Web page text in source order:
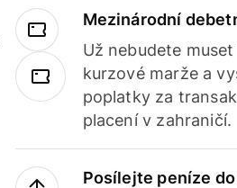
Mezinárodní
Už nebudete
kurzové marže a
poplatky za
placení v zahraničí.
Posílejte peníze do